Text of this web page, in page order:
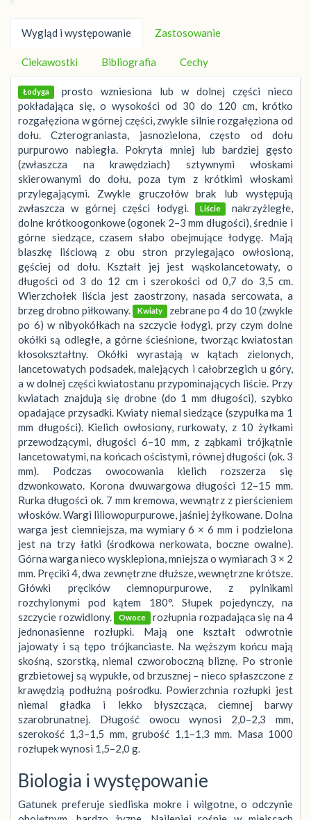
Wygląd i występowanie Zastosowanie
Ciekawostki Bibliografia Cechy
Łodyga prosto wzniesiona lub w dolnej części nieco
pokładająca się, o wysokości od 30 do 120 cm, krótko
rozgałęziona w górnej części, zwykle silnie rozgałęziona od
dołu. Czterograniasta, jasnozielona, często od dołu
purpurowo nabiegła. Pokryta mniej lub bardziej gęsto
(zwłaszcza na krawędziach) sztywnymi włoskami
skierowanymi do dołu, poza tym z krótkimi włoskami
przylegającymi. Zwykle gruczołów brak lub występują
zwłaszcza w górnej części łodygi.
Liście nakrzyżległe,
dolne krótkoogonkowe (ogonek 2–3 mm długości), średnie i
górne siedzące, czasem słabo obejmujące łodygę. Mają
blaszkę liściową z obu stron przylegająco owłosioną,
gęściej od dołu. Kształt jej jest wąskolancetowaty, o
długości od 3 do 12 cm i szerokości od 0,7 do 3,5 cm.
Wierzchołek liścia jest zaostrzony, nasada sercowata, a
brzeg drobno piłkowany.
Kwiaty zebrane po 4 do 10 (zwykle
po 6) w nibyokółkach na szczycie łodygi, przy czym dolne
okółki są odległe, a górne ścieśnione, tworząc kwiatostan
kłosokształtny. Okółki wyrastają w kątach zielonych,
lancetowatych podsadek, malejących i całobrzegich u góry,
a w dolnej części kwiatostanu przypominających liście. Przy
kwiatach znajdują się drobne (do 1 mm długości), szybko
opadające przysadki. Kwiaty niemal siedzące (szypułka ma 1
mm długości). Kielich owłosiony, rurkowaty, z 10 żyłkami
przewodzącymi, długości 6–10 mm, z ząbkami trójkątnie
lancetowatymi, na końcach ościstymi, równej długości (ok. 3
mm). Podczas owocowania kielich rozszerza się
dzwonkowato. Korona dwuwargowa długości 12–15 mm.
Rurka długości ok. 7 mm kremowa, wewnątrz z pierścieniem
włosków. Wargi liliowopurpurowe, jaśniej żyłkowane. Dolna
warga jest ciemniejsza, ma wymiary 6 × 6 mm i podzielona
jest na trzy łatki (środkowa nerkowata, boczne owalne).
Górna warga nieco wysklepiona, mniejsza o wymiarach 3 × 2
mm. Pręciki 4, dwa zewnętrzne dłuższe, wewnętrzne krótsze.
Główki pręcików ciemnopurpurowe, z pylnikami
rozchylonymi pod kątem 180°. Słupek pojedynczy, na
szczycie rozwidlony.
Owoce rozłupnia rozpadająca się na 4
jednonasienne rozłupki. Mają one kształt odwrotnie
jajowaty i są tępo trójkanciaste. Na węższym końcu mają
skośną, szorstką, niemal czworoboczną bliznę. Po stronie
grzbietowej są wypukłe, od brzusznej – nieco spłaszczone z
krawędzią podłużną pośrodku. Powierzchnia rozłupki jest
niemal gładka i lekko błyszcząca, ciemnej barwy
szarobrunatnej. Długość owocu wynosi 2,0–2,3 mm,
szerokość 1,3–1,5 mm, grubość 1,1–1,3 mm. Masa 1000
rozłupek wynosi 1,5–2,0 g.
Biologia i występowanie
Gatunek preferuje siedliska mokre i wilgotne, o odczynie